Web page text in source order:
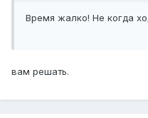
Время жалко! Не когда
вам решать.